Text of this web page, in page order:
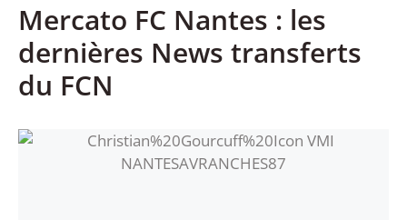
Mercato FC Nantes : les
dernières News transferts
du FCN